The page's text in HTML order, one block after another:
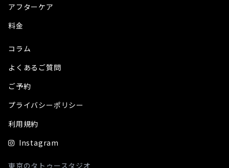
アフターケア
料金
コラム
よくあるご質問
ご予約
プライバシーポリシー
利用規約
Instagram
東京のタトゥースタジオ